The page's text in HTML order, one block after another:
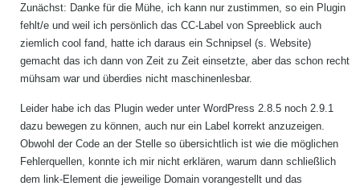
Zunächst: Danke für die Mühe, ich kann nur zustimmen, so ein Plugin
fehlt/e und weil ich persönlich das CC-Label von Spreeblick auch
ziemlich cool fand, hatte ich daraus ein Schnipsel (s. Website)
gemacht das ich dann von Zeit zu Zeit einsetzte, aber das schon recht
mühsam war und überdies nicht maschinenlesbar.
Leider habe ich das Plugin weder unter WordPress 2.8.5 noch 2.9.1
dazu bewegen zu können, auch nur ein Label korrekt anzuzeigen.
Obwohl der Code an der Stelle so übersichtlich ist wie die möglichen
Fehlerquellen, konnte ich mir nicht erklären, warum dann schließlich
dem link-Element die jeweilige Domain vorangestellt und das